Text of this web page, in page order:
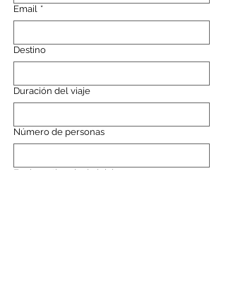
Email *
Destino
Duración del viaje
Número de personas
Fecha estimada de inicio